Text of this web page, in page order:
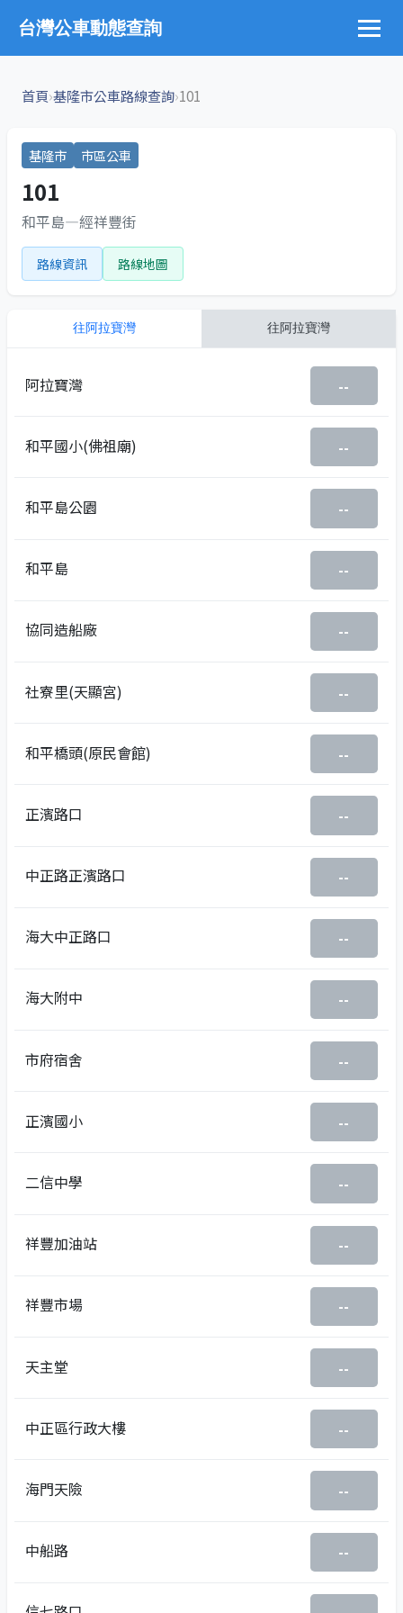
台灣公車動態查詢
首頁›基隆市公車路線查詢›101
基隆市 市區公車
101
和平島—經祥豐街
路線資訊 路線地圖
往阿拉寶灣 往阿拉寶灣
阿拉寶灣 --
和平國小(佛祖廟) --
和平島公園 --
和平島 --
協同造船廠 --
社寮里(天顯宮) --
和平橋頭(原民會館) --
正濱路口 --
中正路正濱路口 --
海大中正路口 --
海大附中 --
市府宿舍 --
正濱國小 --
二信中學 --
祥豐加油站 --
祥豐市場 --
天主堂 --
中正區行政大樓 --
海門天險 --
中船路 --